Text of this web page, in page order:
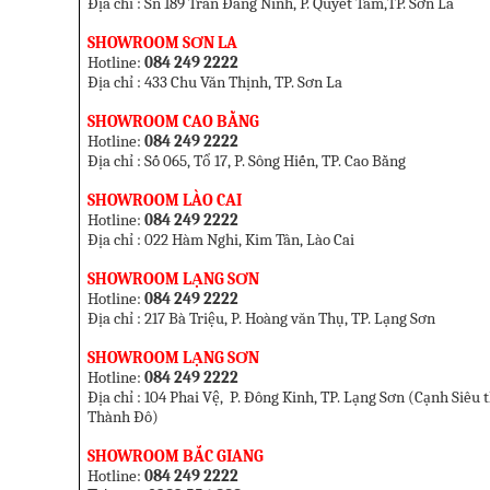
SHOWROOM SƠN LA
Hotline:084 249 2222
Địa chỉ : 433 Chu Văn Thịnh,TP. Sơn La
SHOWROOM CAO BẰNG
Hotline:084 249 2222
Địa chỉ : Số 065, Tổ 17, P. Sông Hiến, TP. Cao Bằng
SHOWROOM LÀO CAI
Hotline:084 249 2222
Địa chỉ : 022 Hàm Nghi, Kim Tân, Lào Cai
SHOWROOM LẠNG SƠN
Hotline:084 249 2222
Địa chỉ : 217 Bà Triệu, P. Hoàng văn Thụ, TP. Lạng Sơn
SHOWROOM LẠNG SƠN
Hotline:084 249 2222
Địa chỉ : 104 Phai Vệ, P. Đông Kinh, TP. Lạng Sơn (Cạnh Siêu
Thành Đô)
SHOWROOM BẮC GIANG
Hotline:084 249 2222